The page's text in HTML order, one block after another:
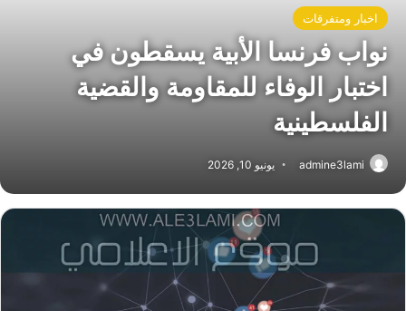
اخبار ومتفرقات
نواب فرنسا الأبية يسقطون في
اختبار الوفاء للمقاومة والقضية
الفلسطينية
admine3lami يونيو 10, 2026